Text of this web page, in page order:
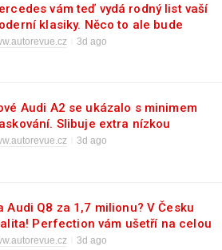
vám teď vydá rodný list vaší
klasiky. Něco to ale bude
3d ago
Audi A2 se ukázalo s minimem
Slibuje extra nízkou
3d ago
Audi Q8 za 1,7 milionu? V Česku
Perfection vám ušetří na celou
octavii
3d ago